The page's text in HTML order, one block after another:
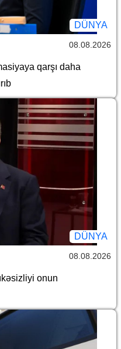
DÜNYA
08.08.2026
qarşı daha
DÜNYA
08.08.2026
onun